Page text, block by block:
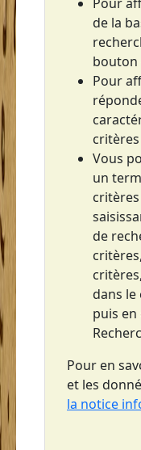
Saint-
Saint-
Sainte-
Sainte-
Sainte-
de la
bouton
Pour
Vous
un
de
dans le
puis
Pour en
et les
la notice